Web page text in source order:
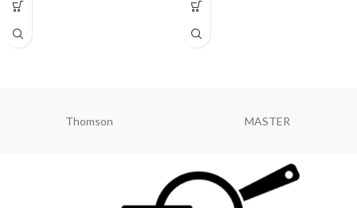
Thomson MASTER